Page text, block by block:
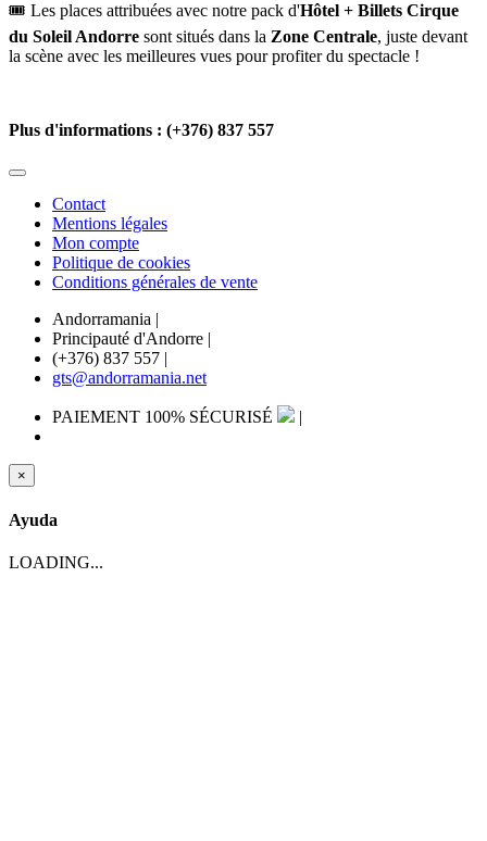
🎟️ Les places attribuées avec notre pack d'Hôtel + Billets Cirque
du Soleil Andorre sont situés dans la Zone Centrale, juste devant
la scène avec les meilleures vues pour profiter du spectacle !
Plus d'informations : (+376) 837 557
Contact
Mentions légales
Mon compte
Politique de cookies
Conditions générales de vente
Andorramania |
Principauté d'Andorre |
(+376) 837 557 |
gts@andorramania.net
PAIEMENT 100% SÉCURISÉ |
×
Ayuda
LOADING...